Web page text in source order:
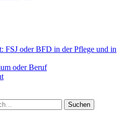
FSJ oder BFD in der Pflege und in
oder Beruf
Suchen